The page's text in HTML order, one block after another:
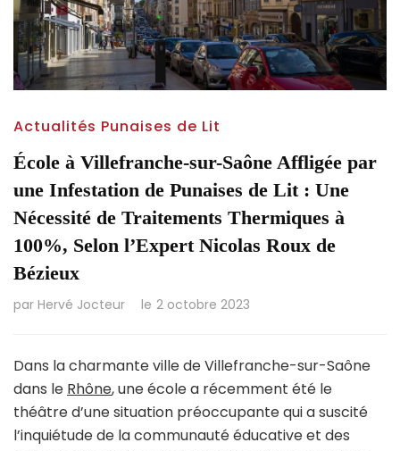
Actualités Punaises de Lit
École à Villefranche-sur-Saône Affligée par
une Infestation de Punaises de Lit : Une
Nécessité de Traitements Thermiques à
100%, Selon l’Expert Nicolas Roux de
Bézieux
par Hervé Jocteur le 2 octobre 2023
Dans la charmante ville de Villefranche-sur-Saône
dans le Rhône, une école a récemment été le
théâtre d’une situation préoccupante qui a suscité
l’inquiétude de la communauté éducative et des